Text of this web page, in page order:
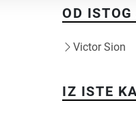
OD
Victor Sion
IZ ISTE